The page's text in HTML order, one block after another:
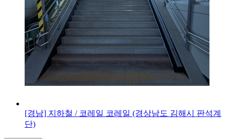
[경남] 지하철 / 코레일 코레일 (경상남도 김해시 판석계
단)